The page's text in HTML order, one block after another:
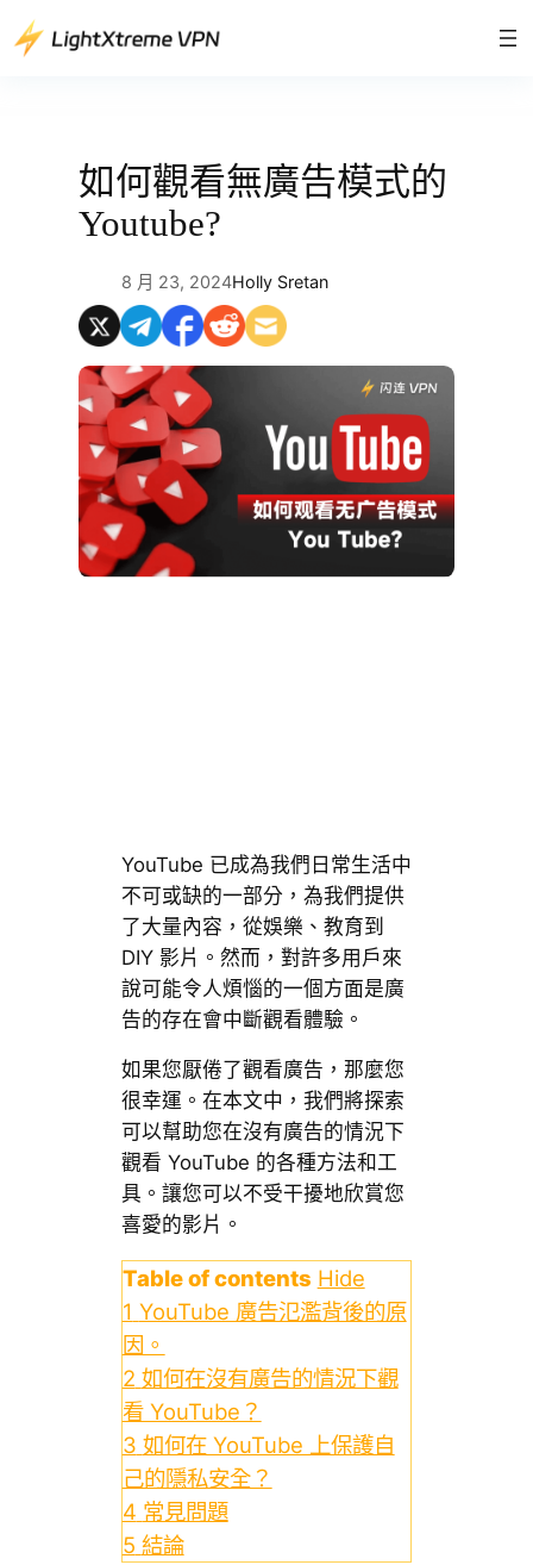
至
如何觀看無廣告模式的
Youtube?
8 月 23, 2024Holly Sretan
YouTube 已成為我們日常生活中
不可或缺的一部分，為我們提供
了大量內容，從娛樂、教育到
DIY 影片。然而，對許多用戶來
說可能令人煩惱的一個方面是廣
告的存在會中斷觀看體驗。
如果您厭倦了觀看廣告，那麼您
很幸運。在本文中，我們將探索
可以幫助您在沒有廣告的情況下
觀看 ​​YouTube 的各種方法和工
具。讓您可以不受干擾地欣賞您
喜愛的影片。
Table of contents Hide
1 YouTube 廣告氾濫背後的原
因。
2 如何在沒有廣告的情況下觀
看 ​​YouTube？
3 如何在 YouTube 上保護自
己的隱私安全？
4 常見問題
5 結論